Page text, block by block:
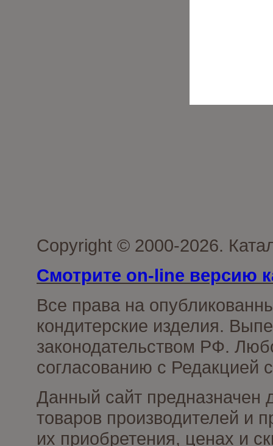
Copyright © 2000-2026.
Смотрите on-line версию
Все права на
кондитерские изделия.
законодательством РФ.
согласованию с Редакцией
Данный сайт предназначен
товаров производителей и
их приобретения, ценах и